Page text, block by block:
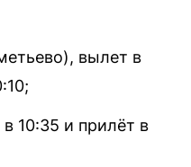
вылет в
10:35 и прилёт в